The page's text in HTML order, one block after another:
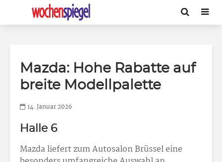
Mazda: Hohe Rabatte auf
breite Modellpalette
14. Januar 2026
Halle 6
Mazda liefert zum Autosalon Brüssel eine